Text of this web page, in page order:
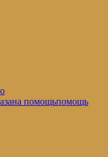
помощьпомощь